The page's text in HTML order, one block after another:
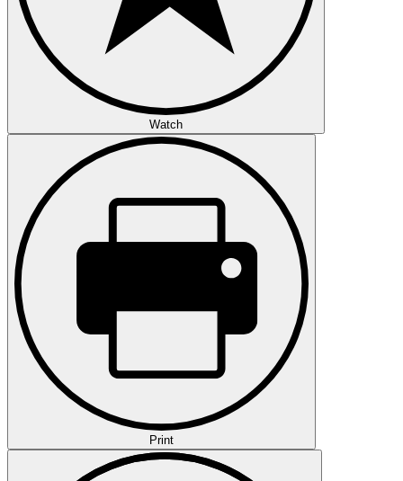
Watch
Print